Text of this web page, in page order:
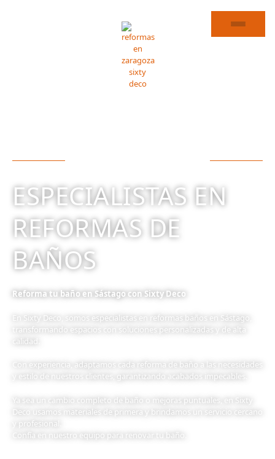
ESPECIALISTAS EN
REFORMAS DE
BAÑOS
Reforma tu baño en Sástago con Sixty Deco
En Sixty Deco, somos especialistas en reformas baños en Sástago,
transformando espacios con soluciones personalizadas y de alta
calidad.
Con experiencia, adaptamos cada reforma de baño a las necesidades
y estilo de nuestros clientes, garantizando acabados impecables.
Ya sea un cambio completo de baño o mejoras puntuales, en Sixty
Deco usamos materiales de primera y brindamos un servicio cercano
y profesional.
Confía en nuestro equipo para renovar tu baño.